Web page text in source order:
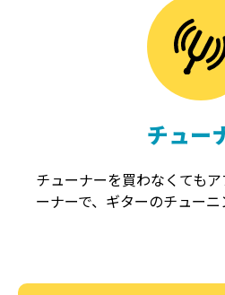
チュー
チューナーを買わなくても
ーナーで、ギターのチューニ